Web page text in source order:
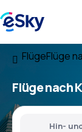
FlügeFlüge
Flüge nach
Hin-